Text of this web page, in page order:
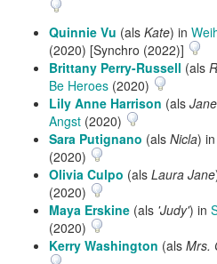
Quinnie Vu (als Kate) in
(2020) [Synchro (2022)]
Brittany Perry-Russell (als
Be Heroes (2020)
Lily Anne Harrison (als
Angst (2020)
Sara Putignano (als Nicla) in
(2020)
Olivia Culpo (als Laura Jane
(2020)
Maya Erskine (als 'Judy') in
(2020)
Kerry Washington (als Mrs.